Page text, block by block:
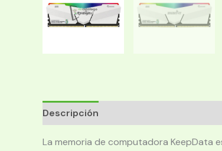
Descripción
La memoria de computadora KeepData